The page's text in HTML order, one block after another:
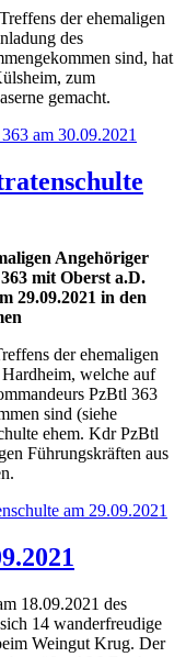
der ehemaligen
des
sind, hat
zum
gemacht.
am 30.09.2021
Angehöriger
mit Oberst a.D.
29.09.2021 in den
der ehemaligen
welche auf
PzBtl 363
sind (siehe
ehem. Kdr PzBtl
Führungskräften aus
am 29.09.2021
18.09.2021 des
14 wanderfreudige
Weingut Krug. Der